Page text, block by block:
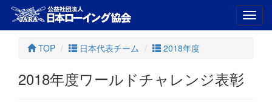
TOP
日本代表チーム 2018年度
2018年度ワールドチャレンジ表彰